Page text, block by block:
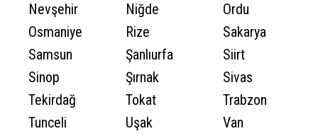
Nevşehir
Niğde
Ordu
Osmaniye
Rize
Sakarya
Samsun
Şanlıurfa
Siirt
Sinop
Şırnak
Sivas
Tekirdağ
Tokat
Trabzon
Tunceli
Uşak
Van